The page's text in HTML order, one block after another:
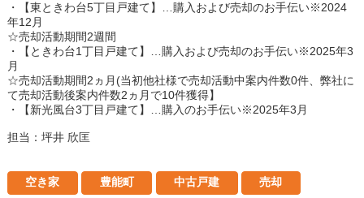
・【東ときわ台5丁目戸建て】…購入および売却のお手伝い※2024
年12月
☆売却活動期間2週間
・【ときわ台1丁目戸建て】…購入および売却のお手伝い※2025年3
月
☆売却活動期間2ヵ月(当初他社様で売却活動中案内件数0件、弊社に
て売却活動後案内件数2ヵ月で10件獲得】
・【新光風台3丁目戸建て】…購入のお手伝い※2025年3月
担当：坪井 欣匡
空き家 豊能町 中古戸建 売却